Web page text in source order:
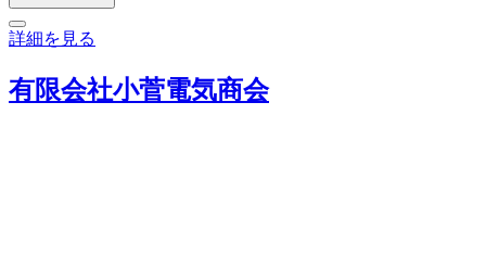
詳細を見る
有限会社小菅電気商会